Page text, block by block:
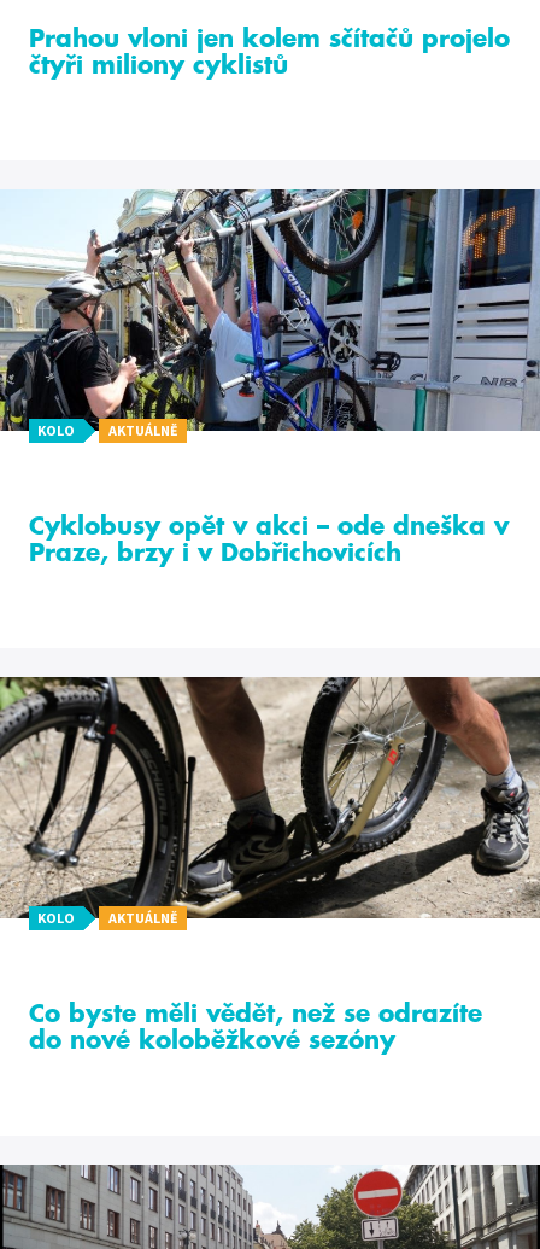
Prahou vloni jen kolem sčítačů projelo
čtyři miliony cyklistů
KOLO AKTUÁLNĚ
Cyklobusy opět v akci – ode dneška v
Praze, brzy i v Dobřichovicích
KOLO AKTUÁLNĚ
Co byste měli vědět, než se odrazíte
do nové koloběžkové sezóny